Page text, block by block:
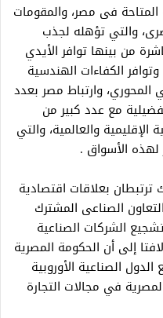
المتاحة فى مصر، والمقومات
والتي تؤهله لجذب
من بينها توافر الأيدي
وتوافر الكفاءات الهندسية
المحوري، وارتباط مصر بعدد
مع عدد كبير من
الإقليمية والعالمية، والتي
لهذه الأسواق .
ترتبطان بعلاقات اقتصادية
الصناعى المشترك
الشركات الصناعية
إلى أن الحكومة المصرية
الصناعية الأوروبية
في مجالات التجارة